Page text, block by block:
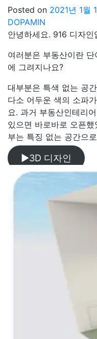
Posted on 2021년 1월
DOPAMIN
안녕하세요. 916 디자인
여러분은 부동산이란
에 그려지나요?
대부분은 특색 없는 공
다소 어두운 색의 소파
요. 과거 부동산인테리
있으면 바로바로 오픈
부는 특징 없는 공간으
▶3D 디자인